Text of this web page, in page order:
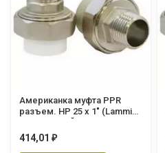
Американка муфта PPR
разъем. НР 25 х 1" (Lammin)
414,01 ₽